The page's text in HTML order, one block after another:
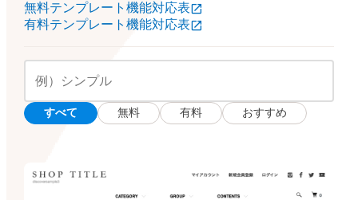
無料テンプレート機能対応表
有料テンプレート機能対応表
すべて 無料 有料 おすすめ